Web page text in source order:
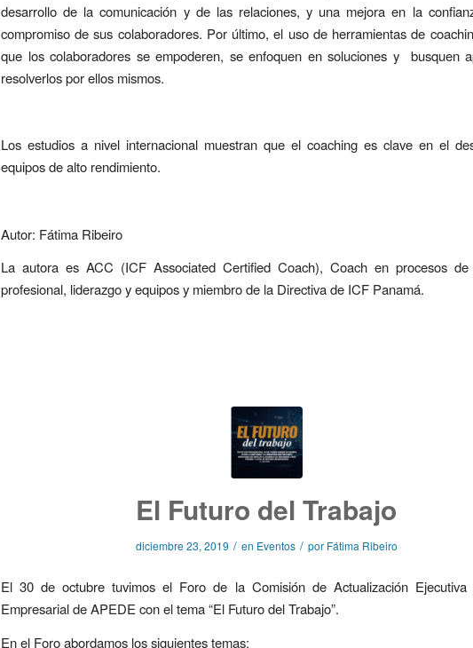
desarrollo de la comunicación y de las relaciones, y una mejora en la
compromiso de sus colaboradores. Por último, el uso de herramientas de
que los colaboradores se empoderen, se enfoquen en soluciones y busquen
resolverlos por ellos mismos.
Los estudios a nivel internacional muestran que el coaching es clave en el
equipos de alto rendimiento.
Autor: Fátima Ribeiro
La autora es ACC (ICF Associated Certified Coach), Coach en procesos de
profesional, liderazgo y equipos y miembro de la Directiva de ICF Panamá.
El Futuro del Trabajo
diciembre 23, 2019 / en Eventos / por Fátima Ribeiro
El 30 de octubre tuvimos el Foro de la Comisión de Actualización Ejecutiva
Empresarial de APEDE con el tema “El Futuro del Trabajo”.
En el Foro abordamos los siguientes temas: